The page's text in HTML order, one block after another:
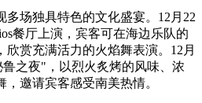
场独具特色的文化盛宴。12月22
餐厅上演，宾客可在海边乐队的
赏充满活力的火焰舞表演。12月
鲁之夜"，以烈火炙烤的风味、浓
邀请宾客感受南美热情。